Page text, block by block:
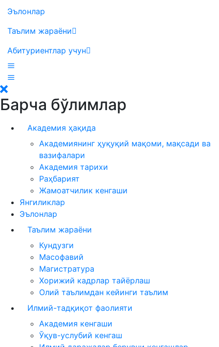
Эълонлар
Таълим жараёни
Абитуриентлар учун
Барча бўлимлар
Академия ҳақида
Академиянинг ҳуқуқий мақоми, мақсади ва
вазифалари
Академия тарихи
Раҳбарият
Жамоатчилик кенгаши
Янгиликлар
Эълонлар
Таълим жараёни
Кундузги
Масофавий
Магистратура
Хорижий кадрлар тайёрлаш
Олий таълимдан кейинги таълим
Илмий-тадқиқот фаолияти
Академия кенгаши
Ўқув-услубий кенгаш